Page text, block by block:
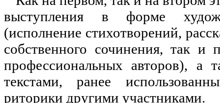
выступления в форме
(исполнение стихотворений,
собственного сочинения, так и
профессиональных авторов), а
текстами, ранее
риторики другими участниками.